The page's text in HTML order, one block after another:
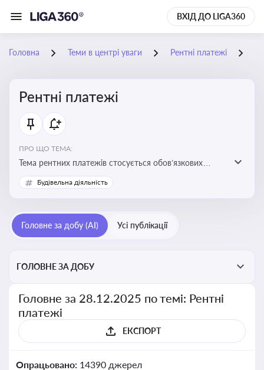
ВХІД ДО LIGA360
Головна Теми в центрі уваги Рентні платежі
Рентні платежі
ПРО ЩО ТЕМА:
Тема рентних платежів стосується обов’язкових
податкових зборів, які сплачуються за користування
природними ресурсами — надрами, водою, лісами
Будівельна діяльність
Головне за добу (AI) Усі публікації
ГОЛОВНЕ ЗА ДОБУ
Головне за 28.12.2025 по темі: Рентні
платежі
ЕКСПОРТ
Опрацьовано: 14390 джерел